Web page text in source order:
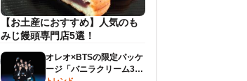
【お土産におすすめ】人気のも
みじ饅頭専門店5選！
オレオ×BTSの限定パッケ
ージ「バニラクリーム36